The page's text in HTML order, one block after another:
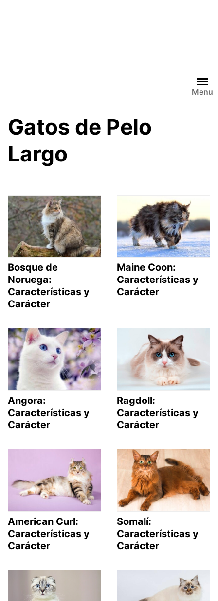
Menu
Gatos de Pelo
Largo
Bosque de
Noruega:
Características y
Carácter
Maine Coon:
Características y
Carácter
Angora:
Características y
Carácter
Ragdoll:
Características y
Carácter
American Curl:
Características y
Carácter
Somalí:
Características y
Carácter